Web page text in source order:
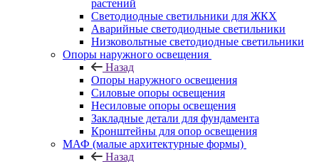
растений
Светодиодные светильники для ЖКХ
Аварийные светодиодные светильники
Низковольтные светодиодные светильники
Опоры наружного освещения
Назад
Опоры наружного освещения
Силовые опоры освещения
Несиловые опоры освещения
Закладные детали для фундамента
Кронштейны для опор освещения
МАФ (малые архитектурные формы)
Назад